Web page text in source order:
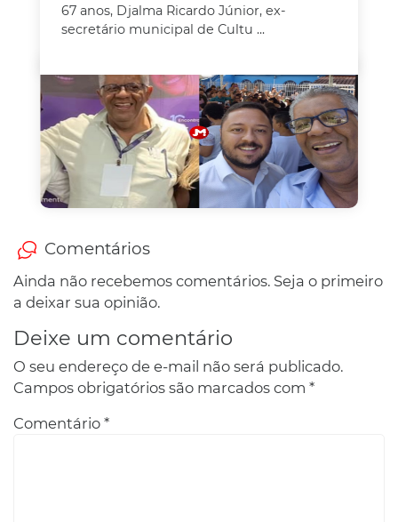
67 anos, Djalma Ricardo Júnior, ex-
secretário municipal de Cultu ...
Comentários
Ainda não recebemos comentários. Seja o primeiro
a deixar sua opinião.
Deixe um comentário
O seu endereço de e-mail não será publicado.
Campos obrigatórios são marcados com *
Comentário *